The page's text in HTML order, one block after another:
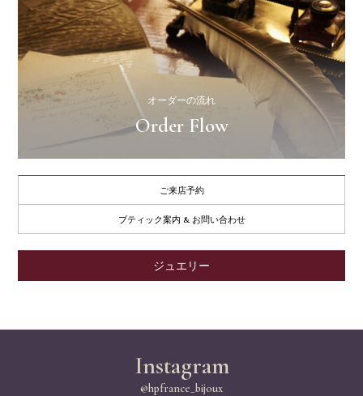
オーダーの流れ
Order Flow
ご来店予約
ブティック案内 & お問い合わせ
ジュエリー
Instagram
@hpfrance_bijoux